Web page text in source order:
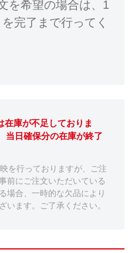
を希望の場合は、1
完了まで行ってく
在庫が不足しておりま
当日確保分の在庫が終了
を行っておりますが、ご注
前にご注文いただいている
場合、一時的な欠品により
います。ご了承ください。